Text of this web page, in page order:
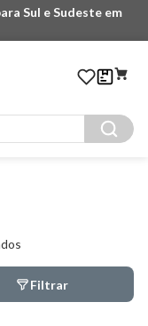
Sul e Sudeste em
Filtrar